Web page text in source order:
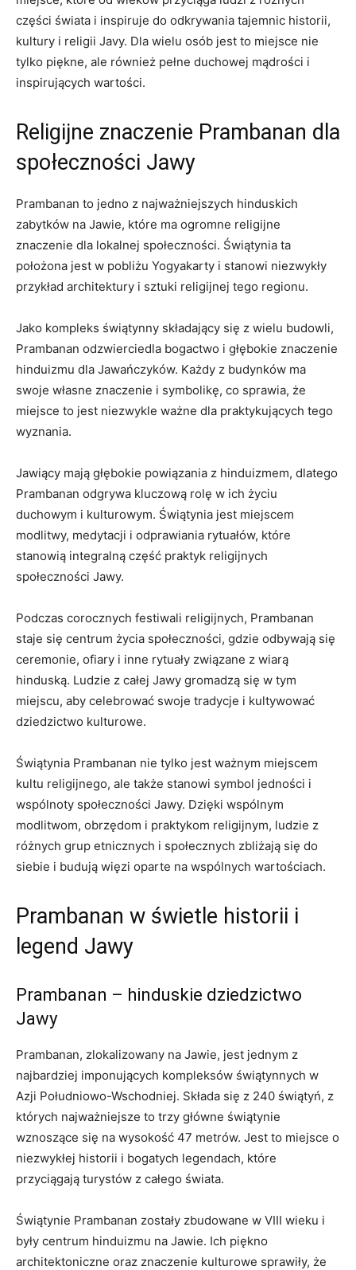
części świata i inspiruje do odkrywania tajemnic historii,
kultury i religii Javy. Dla wielu osób jest to miejsce nie
tylko piękne, ale również pełne duchowej mądrości i
inspirujących wartości.
Religijne znaczenie Prambanan dla
społeczności Jawy
Prambanan to jedno z najważniejszych hinduskich
zabytków na Jawie, które ma ogromne religijne
znaczenie dla lokalnej społeczności. Świątynia ta
położona jest w pobliżu Yogyakarty i stanowi niezwykły
przykład architektury i sztuki religijnej tego regionu.
Jako kompleks świątynny składający się z wielu budowli,
Prambanan odzwierciedla bogactwo i głębokie znaczenie
hinduizmu dla Jawańczyków. Każdy z budynków ma
swoje własne znaczenie i symbolikę, co sprawia, że
miejsce to jest niezwykle ważne dla praktykujących tego
wyznania.
Jawiący mają głębokie powiązania z hinduizmem, dlatego
Prambanan odgrywa kluczową rolę w ich życiu
duchowym i kulturowym. Świątynia jest miejscem
modlitwy, medytacji i odprawiania rytuałów, które
stanowią integralną część praktyk religijnych
społeczności Jawy.
Podczas corocznych festiwali religijnych, Prambanan
staje się centrum życia społeczności, gdzie odbywają się
ceremonie, ofiary i inne rytuały związane z wiarą
hinduską. Ludzie z całej Jawy gromadzą się w tym
miejscu, aby celebrować swoje tradycje i kultywować
dziedzictwo kulturowe.
Świątynia Prambanan nie tylko jest ważnym miejscem
kultu religijnego, ale także stanowi symbol jedności i
wspólnoty społeczności Jawy. Dzięki wspólnym
modlitwom, obrzędom i praktykom religijnym, ludzie z
różnych grup etnicznych i społecznych zbliżają się do
siebie i budują więzi oparte na wspólnych wartościach.
Prambanan w świetle historii i
legend Jawy
Prambanan – hinduskie dziedzictwo
Jawy
Prambanan, zlokalizowany na Jawie, jest jednym z
najbardziej imponujących kompleksów świątynnych w
Azji Południowo-Wschodniej. Składa się z 240 świątyń, z
których najważniejsze to trzy główne świątynie
wznoszące się na wysokość 47 metrów. Jest to miejsce o
niezwykłej historii i bogatych legendach, które
przyciągają turystów z całego świata.
Świątynie Prambanan zostały zbudowane w VIII wieku i
były centrum hinduizmu na Jawie. Ich piękno
architektoniczne oraz znaczenie kulturowe sprawiły, że